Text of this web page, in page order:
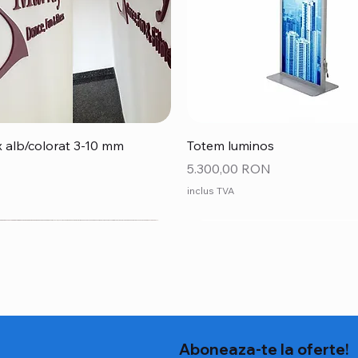
Afișare rapidă
alb/colorat 3-10 mm Afișare rapidă
Totem luminos
Preț
5.300,00 RON
inclus TVA
Aboneaza-te la oferte!